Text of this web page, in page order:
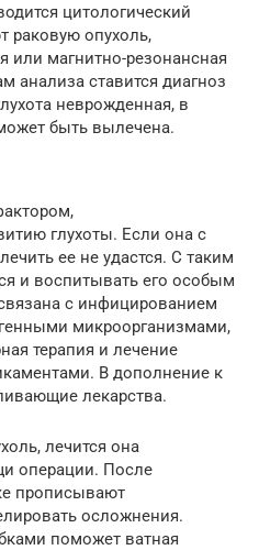
цитологический
раковую опухоль,
или магнитно-резонансная
анализа ставится диагноз
неврожденная, в
быть вылечена.
глухоты. Если она с
ее не удастся. С таким
и воспитывать его особым
с инфицированием
микроорганизмами,
терапия и лечение
В дополнение к
лекарства.
лечится она
операции. После
прописывают
осложнения.
поможет ватная